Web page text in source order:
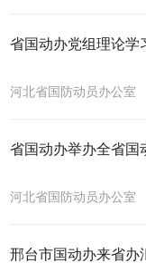
省国动办党组理论学
河北省国防动员办公室
省国动办举办全省国
河北省国防动员办公室
邢台市国动办来省办